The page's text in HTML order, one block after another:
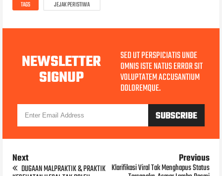
TAGS JEJAK PERISTIWA
NEWSLETTER
SIGNUP
SED UT PERSPICIATIS UNDE
OMNIS ISTE NATUS ERROR SIT
VOLUPTATEM ACCUSANTIUM
DOLOREMQUE.
Next
DUGAAN MALPRAKTIK & PRAKTIK
Previous
Klarifikasi Viral Tak Menghapus Status